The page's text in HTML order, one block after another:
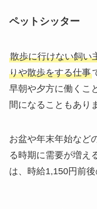
ペットシッター
散歩に行けない飼い
りや散歩をする仕事
早朝や夕方に働くこ
間になることもあり
お盆や年末年始など
る時期に需要が増え
は、時給1,150円前